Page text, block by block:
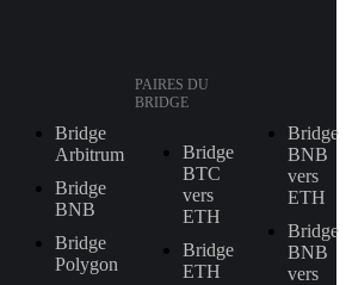
Bridge
Arbitrum
Bridge
BNB
Bridge
Polygon
PAIRES DU
BRIDGE
Bridge
BTC
vers
ETH
Bridge
ETH
Bridge
BNB
vers
ETH
Bridge
BNB
vers